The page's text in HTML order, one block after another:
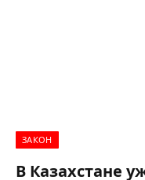
ЗАКОН
В Казахстане